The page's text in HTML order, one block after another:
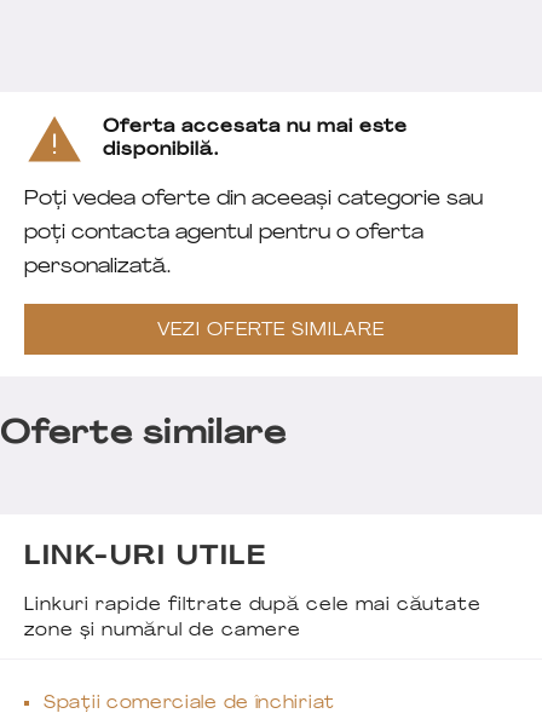
Oferta accesata nu mai este
disponibilă.
Poți vedea oferte din aceeași categorie sau
poți contacta agentul pentru o oferta
personalizată.
VEZI OFERTE SIMILARE
Oferte similare
LINK-URI UTILE
Linkuri rapide filtrate după cele mai căutate
zone și numărul de camere
Spații comerciale de închiriat